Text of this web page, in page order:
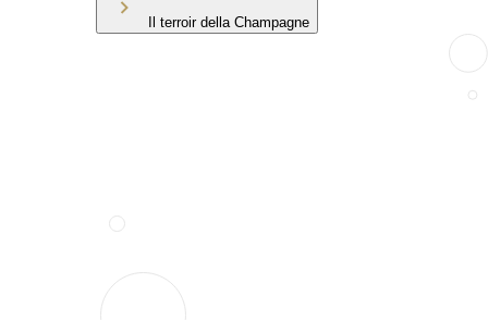
Il terroir della Champagne